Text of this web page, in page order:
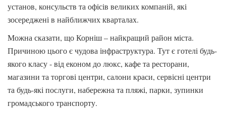
установ, консульств та офісів великих компаній, які
зосереджені в найближчих кварталах.
Можна сказати, що Корніш – найкращий район міста.
Причиною цього є чудова інфраструктура. Тут є готелі будь-
якого класу - від економ до люкс, кафе та ресторани,
магазини та торгові центри, салони краси, сервісні центри
та будь-які послуги, набережна та пляжі, парки, зупинки
громадського транспорту.